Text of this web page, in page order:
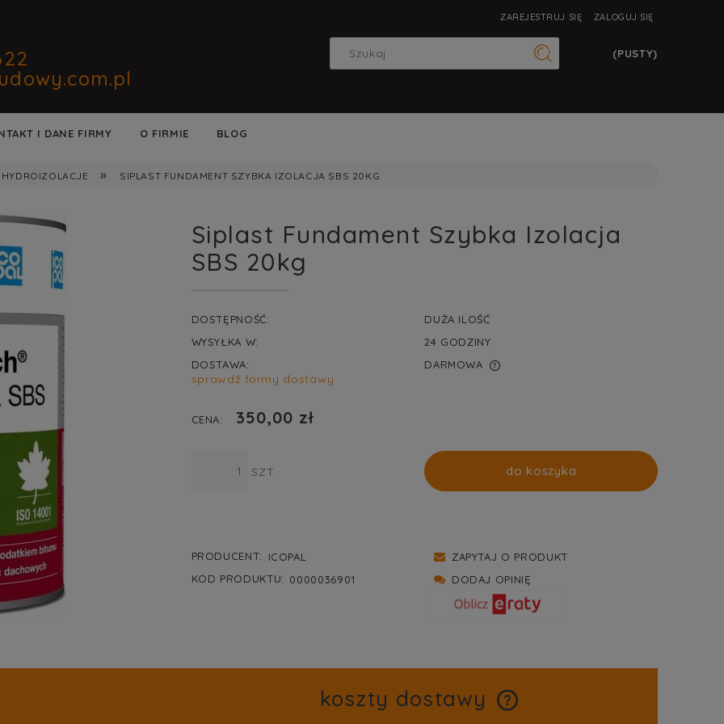
ZAREJESTRUJ SIĘ ZALOGUJ SIĘ
(PUSTY)
I DANE FIRMY O FIRMIE BLOG
HYDROIZOLACJE » SIPLAST FUNDAMENT SZYBKA IZOLACJA SBS 20KG
Siplast Fundament Szybka Izolacja
SBS 20kg
DOSTĘPNOŚĆ:
DUŻA ILOŚĆ
WYSYŁKA W:
24 GODZINY
DOSTAWA:
DARMOWA
KOSZTÓW PŁATNOŚCI
sprawdź formy dostawy
CENA: 350,00 zł
SZT. do koszyka
PRODUCENT:
ICOPAL
KOD PRODUKTU: 0000036901
ZAPYTAJ O PRODUKT
DODAJ OPINIĘ
koszty dostawy